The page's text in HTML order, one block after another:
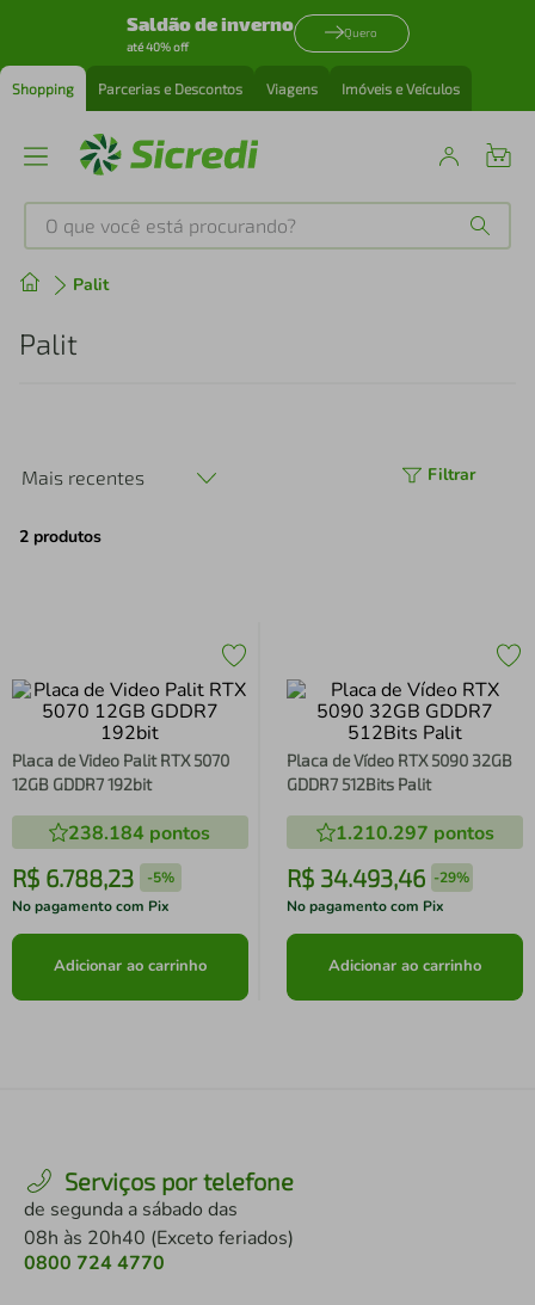
Saldão de inverno
até 40% off
Quero
Shopping Parcerias e Descontos Viagens Imóveis e Veículos
O que você está procurando?
Palit
Palit
Mais recentes Filtrar
2 produtos
Placa de Video Palit RTX 5070
12GB GDDR7 192bit
238.184 pontos
R$ 6.788,23 -5%
No pagamento com Pix
Adicionar ao carrinho
Placa de Vídeo RTX 5090 32GB
GDDR7 512Bits Palit
1.210.297 pontos
R$ 34.493,46 -29%
No pagamento com Pix
Adicionar ao carrinho
Serviços por telefone
de segunda a sábado das
08h às 20h40 (Exceto feriados)
0800 724 4770
Produtos mais buscados
1 º
perfume
4º air fryer